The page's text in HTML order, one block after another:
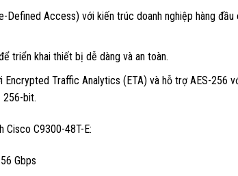
Defined Access) với kiến trúc doanh nghiệp hàng đầu
triển khai thiết bị dễ dàng và an toàn.
Encrypted Traffic Analytics (ETA) và hỗ trợ AES-256
256-bit.
Cisco C9300-48T-E:
Gbps